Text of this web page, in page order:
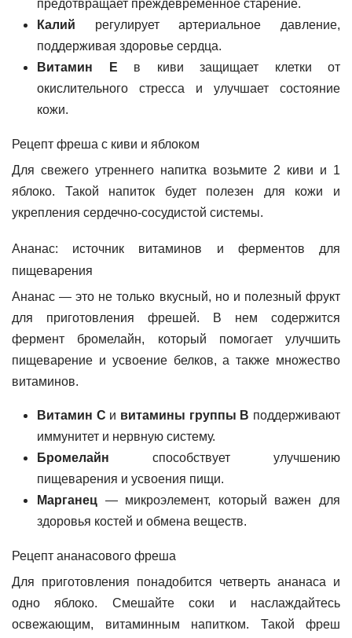
предотвращает преждевременное старение.
Калий регулирует артериальное давление,
поддерживая здоровье сердца.
Витамин Е в киви защищает клетки от
окислительного стресса и улучшает состояние
кожи.
Рецепт фреша с киви и яблоком
Для свежего утреннего напитка возьмите 2 киви и 1
яблоко. Такой напиток будет полезен для кожи и
укрепления сердечно-сосудистой системы.
Ананас: источник витаминов и ферментов для
пищеварения
Ананас — это не только вкусный, но и полезный фрукт
для приготовления фрешей. В нем содержится
фермент бромелайн, который помогает улучшить
пищеварение и усвоение белков, а также множество
витаминов.
Витамин С и витамины группы В поддерживают
иммунитет и нервную систему.
Бромелайн способствует улучшению
пищеварения и усвоения пищи.
Марганец — микроэлемент, который важен для
здоровья костей и обмена веществ.
Рецепт ананасового фреша
Для приготовления понадобится четверть ананаса и
одно яблоко. Смешайте соки и наслаждайтесь
освежающим, витаминным напитком. Такой фреш